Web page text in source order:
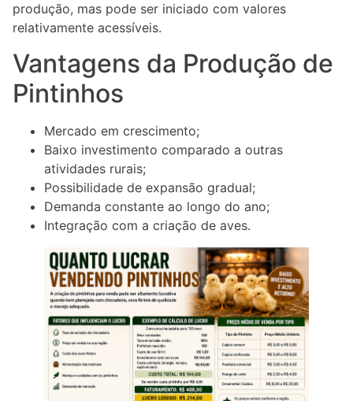
produção, mas pode ser iniciado com valores
relativamente acessíveis.
Vantagens da Produção de
Pintinhos
Mercado em crescimento;
Baixo investimento comparado a outras
atividades rurais;
Possibilidade de expansão gradual;
Demanda constante ao longo do ano;
Integração com a criação de aves.